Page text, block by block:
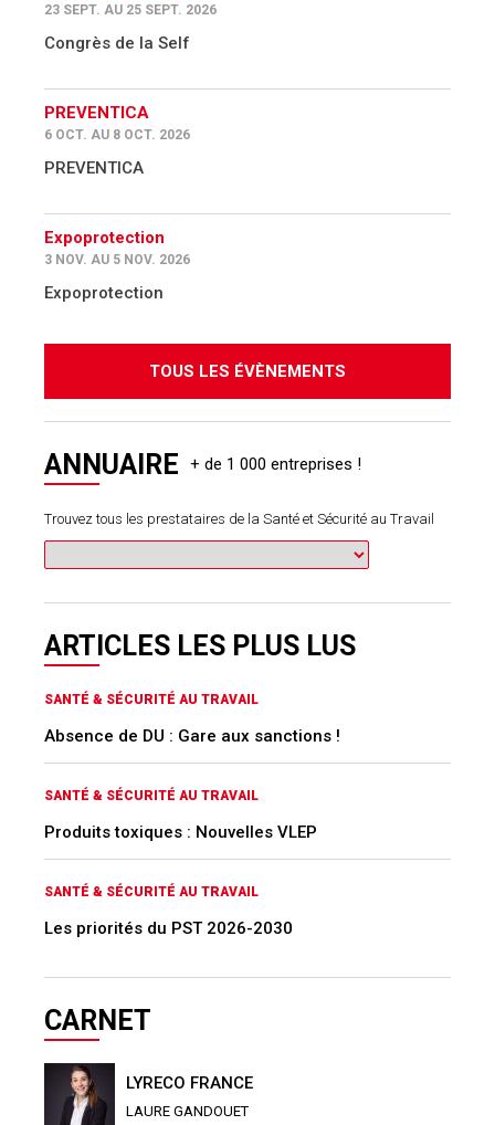
23 SEPT. AU 25 SEPT. 2026
Congrès de la Self
PREVENTICA
6 OCT. AU 8 OCT. 2026
PREVENTICA
Expoprotection
3 NOV. AU 5 NOV. 2026
Expoprotection
TOUS LES ÉVÈNEMENTS
ANNUAIRE
Trouvez tous les prestataires de la Santé et Sécurité au Travail
ARTICLES LES PLUS LUS
SANTÉ & SÉCURITÉ AU TRAVAIL
Absence de DU : Gare aux sanctions !
SANTÉ & SÉCURITÉ AU TRAVAIL
Produits toxiques : Nouvelles VLEP
SANTÉ & SÉCURITÉ AU TRAVAIL
Les priorités du PST 2026-2030
CARNET
LYRECO FRANCE
LAURE GANDOUET